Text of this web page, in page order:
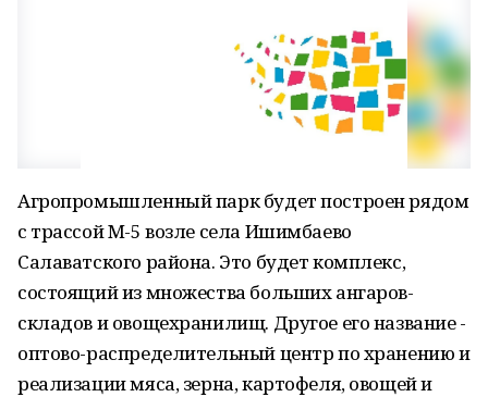
Агропромышленный парк будет построен рядом
с трассой М-5 возле села Ишимбаево
Салаватского района. Это будет комплекс,
состоящий из множества больших ангаров-
складов и овощехранилищ. Другое его название -
оптово-распределительный центр по хранению и
реализации мяса, зерна, картофеля, овощей и